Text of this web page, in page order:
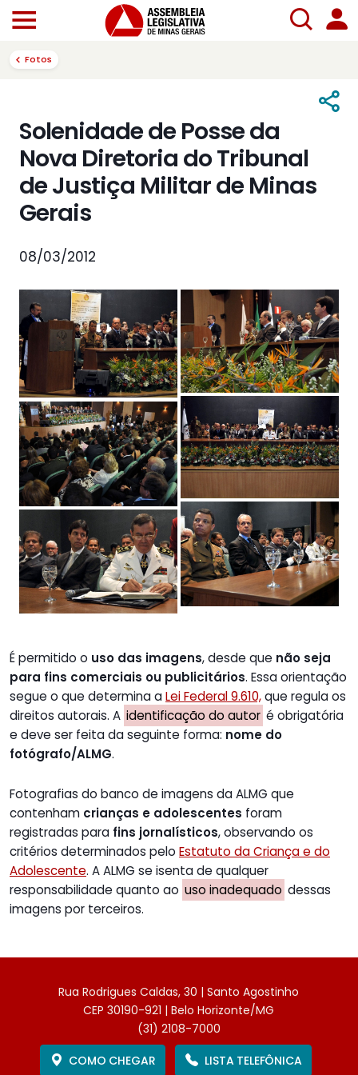
Fotos
Solenidade de Posse da
Nova Diretoria do Tribunal
de Justiça Militar de Minas
Gerais
08/03/2012
É permitido o uso das imagens, desde que não seja
para fins comerciais ou publicitários. Essa orientação
segue o que determina aLei Federal 9.610,que regula os
direitos autorais. A identificação do autor é obrigatória
e deve ser feita da seguinte forma: nome do
fotógrafo/ALMG.
Fotografias do banco de imagens da ALMG que
contenham crianças e adolescentes foram
registradas para fins jornalísticos, observando os
critérios determinados pelo Estatuto da Criança e do
Adolescente. A ALMG se isenta de qualquer
responsabilidade quanto ao uso inadequado dessas
imagens por terceiros.
Rua Rodrigues Caldas, 30 | Santo Agostinho
CEP 30190-921 | Belo Horizonte/MG
(31) 2108-7000
COMO CHEGAR
LISTA TELEFÔNICA